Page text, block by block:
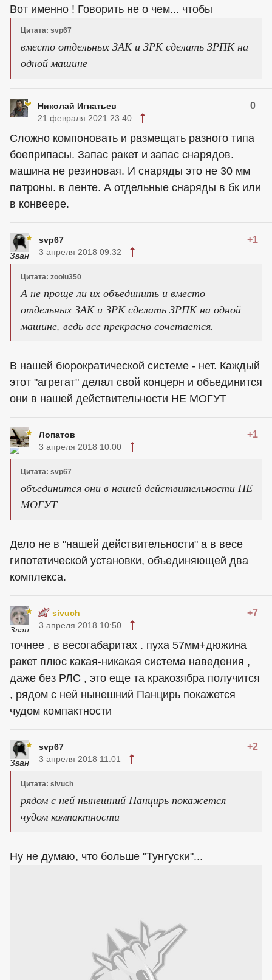
Вот именно ! Говорить не о чем... чтобы
Цитата: svp67
вместо отдельных ЗАК и ЗРК сделать ЗРПК на
одной машине
Николай Игнатьев 0
21 февраля 2021 23:40
Сложно компоновать и размещать разного типа
боеприпасы. Запас ракет и запас снарядов.
машина не резиновая. И снаряды это не 30 мм
патроны. в ленте. А отдельные снаряды в бк или
в конвеере.
svp67 +1
3 апреля 2018 09:32
Цитата: zoolu350
А не проще ли их объединить и вместо
отдельных ЗАК и ЗРК сделать ЗРПК на одной
машине, ведь все прекрасно сочетается.
В нашей бюрократической системе - нет. Каждый
этот "агрегат" делал свой концерн и объединится
они в нашей действительности НЕ МОГУТ
Лопатов +1
3 апреля 2018 10:00
Цитата: svp67
объединится они в нашей действительности НЕ
МОГУТ
Дело не в "нашей действительности" а в весе
гипотетической установки, объединяющей два
комплекса.
sivuch +7
3 апреля 2018 10:50
точнее , в весогабаритах . пуха 57мм+дюжина
ракет плюс какая-никакая система наведения ,
даже без РЛС , это еще та кракозябра получится
, рядом с ней нынешний Панцирь покажется
чудом компактности
svp67 +2
3 апреля 2018 11:01
Цитата: sivuch
рядом с ней нынешний Панцирь покажется
чудом компактности
Ну не думаю, что больше "Тунгуски"...